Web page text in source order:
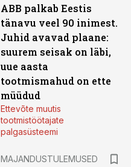
ABB palkab Eestis
tänavu veel 90 inimest.
Juhid avavad plaane:
suurem seisak on läbi,
uue aasta
tootmismahud on ette
müüdud
Ettevõte muutis
tootmistöötajate
palgasüsteemi
MAJANDUSTULEMUSED